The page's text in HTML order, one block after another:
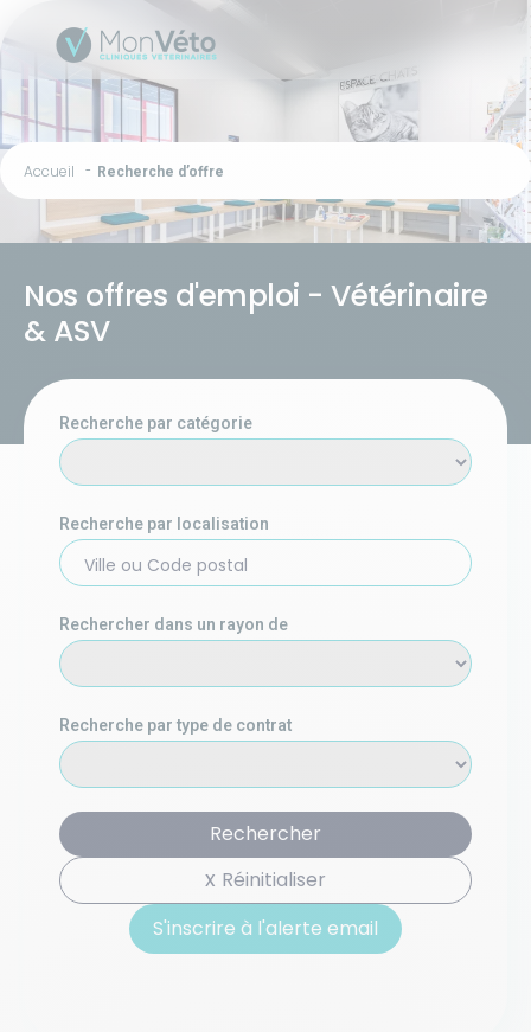
Accueil Recherche d’offre
Nos offres d'emploi - Vétérinaire
& ASV
Recherche par catégorie
Recherche par localisation
Ville ou Code postal
Rechercher dans un rayon de
Recherche par type de contrat
Rechercher
Réinitialiser
S'inscrire à l'alerte email